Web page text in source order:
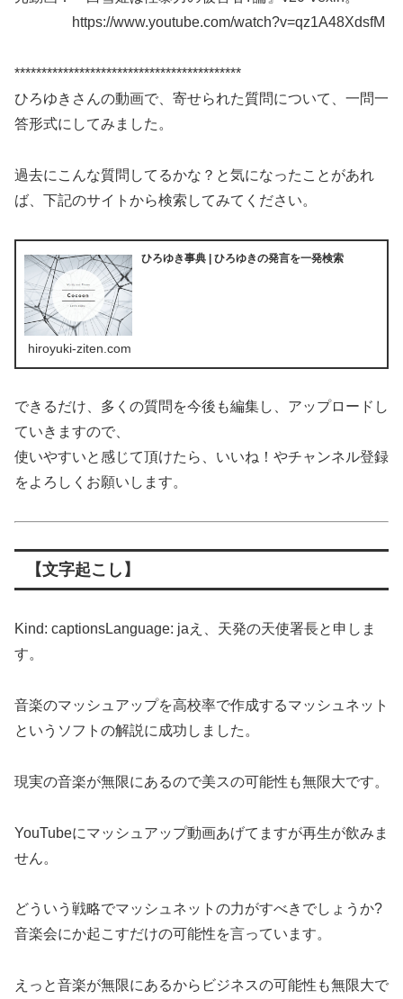
https://www.youtube.com/watch?v=qz1A48XdsfM
******************************************
ひろゆきさんの動画で、寄せられた質問について、一問一
答形式にしてみました。
過去にこんな質問してるかな？と気になったことがあれ
ば、下記のサイトから検索してみてください。
ひろゆき事典 | ひろゆきの発言を一発検索
hiroyuki-ziten.com
できるだけ、多くの質問を今後も編集し、アップロードし
ていきますので、
使いやすいと感じて頂けたら、いいね！やチャンネル登録
をよろしくお願いします。
【文字起こし】
Kind: captionsLanguage: jaえ、天発の天使署長と申しま
す。
音楽のマッシュアップを高校率で作成するマッシュネット
というソフトの解説に成功しました。
現実の音楽が無限にあるので美スの可能性も無限大です。
YouTubeにマッシュアップ動画あげてますが再生が飲みま
せん。
どういう戦略でマッシュネットの力がすべきでしょうか?
音楽会にか起こすだけの可能性を言っています。
えっと音楽が無限にあるからビジネスの可能性も無限大で